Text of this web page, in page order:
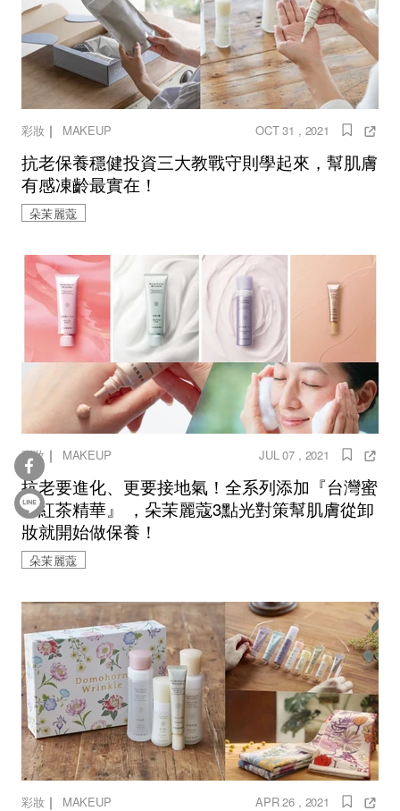
彩妝｜ MAKEUP OCT 31 , 2021
抗老保養穩健投資三大教戰守則學起來，幫肌膚
有感凍齡最實在！
朵茉麗蔻
彩妝｜ MAKEUP JUL 07 , 2021
抗老要進化、更要接地氣！全系列添加『台灣蜜
香紅茶精華』 ，朵茉麗蔻3點光對策幫肌膚從卸
妝就開始做保養！
朵茉麗蔻
彩妝｜ MAKEUP APR 26 , 2021